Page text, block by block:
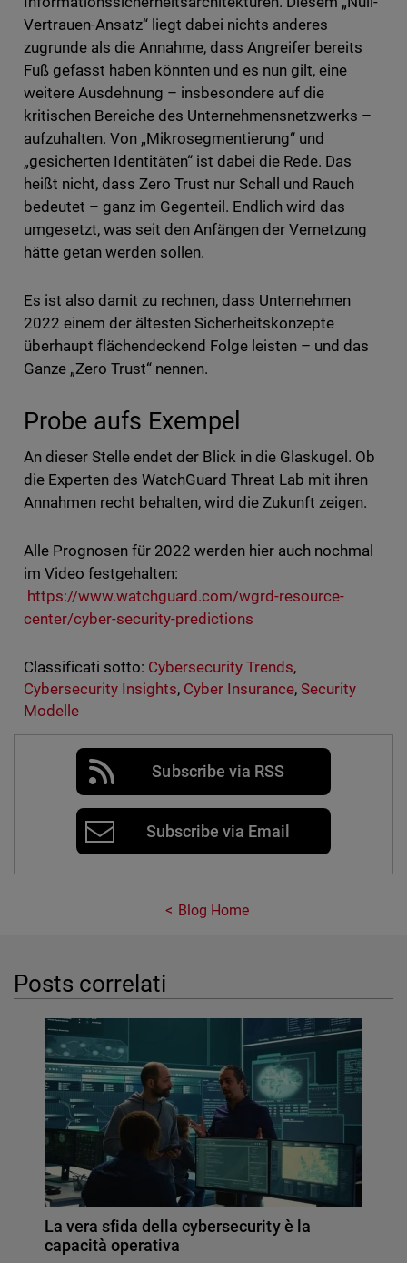
Vertrauen-Ansatz“ liegt dabei nichts anderes
zugrunde als die Annahme, dass Angreifer bereits
Fuß gefasst haben könnten und es nun gilt, eine
weitere Ausdehnung – insbesondere auf die
kritischen Bereiche des Unternehmensnetzwerks –
aufzuhalten. Von „Mikrosegmentierung“ und
„gesicherten Identitäten“ ist dabei die Rede. Das
heißt nicht, dass Zero Trust nur Schall und Rauch
bedeutet – ganz im Gegenteil. Endlich wird das
umgesetzt, was seit den Anfängen der Vernetzung
hätte getan werden sollen.
Es ist also damit zu rechnen, dass Unternehmen
2022 einem der ältesten Sicherheitskonzepte
überhaupt flächendeckend Folge leisten – und das
Ganze „Zero Trust“ nennen.
Probe aufs Exempel
An dieser Stelle endet der Blick in die Glaskugel. Ob
die Experten des WatchGuard Threat Lab mit ihren
Annahmen recht behalten, wird die Zukunft zeigen.
Alle Prognosen für 2022 werden hier auch nochmal
im Video festgehalten:
https://www.watchguard.com/wgrd-resource-
center/cyber-security-predictions
Classificati sotto: Cybersecurity Trends,
Cybersecurity Insights, Cyber Insurance,Security
Modelle
Subscribe via RSS
Subscribe via Email
Blog Home
Posts correlati
La vera sfida della cybersecurity è la
capacità operativa